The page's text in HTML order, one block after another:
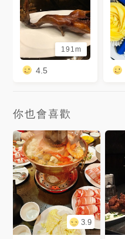
191m
4.5
你也會喜歡
3.9